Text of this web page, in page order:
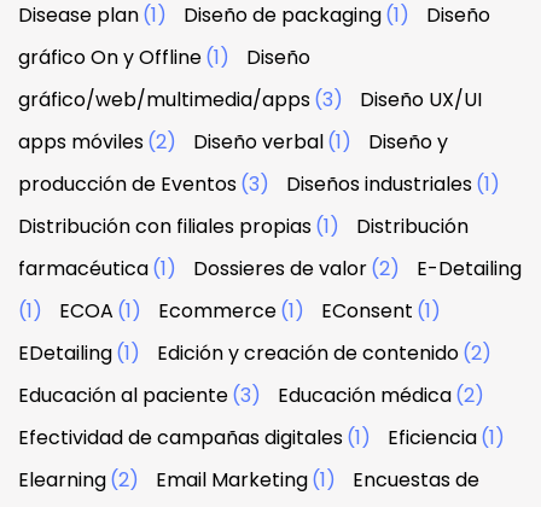
Disease plan(1) Diseño de packaging(1)
Diseño
gráfico On y Offline(1)
Diseño
gráfico/web/multimedia/apps(3)
Diseño UX/UI
apps móviles(2) Diseño verbal(1)
Diseño y
producción de Eventos(3) Diseños industriales(1)
Distribución con filiales propias(1)
Distribución
farmacéutica(1) Dossieres de valor(2)
E-Detailing
(1)
ECOA (1) Ecommerce(1) EConsent (1)
EDetailing(1) Edición y creación de contenido(2)
Educación al paciente(3) Educación médica(2)
Efectividad de campañas digitales(1) Eficiencia(1)
Elearning(2) Email Marketing(1)
Encuestas de